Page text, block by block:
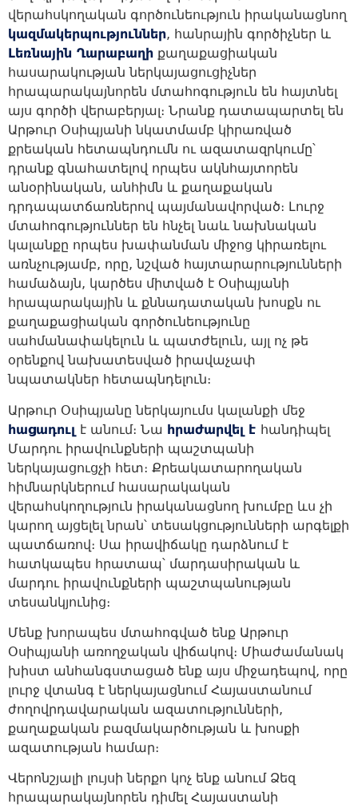
վերահսկողական գործունեություն իրականացնող
կազմակերպություններ, հանրային գործիչներ և
Լեռնային Ղարաբաղի քաղաքացիական
հասարակության ներկայացուցիչներ
հրապարակայնորեն մտահոգություն են հայտնել
այս գործի վերաբերյալ։ Նրանք դատապարտել են
Արթուր Օսիպյանի նկատմամբ կիրառված
քրեական հետապնդումն ու ազատազրկումը՝
դրանք գնահատելով որպես ակնհայտորեն
անօրինական, անհիմն և քաղաքական
դրդապատճառներով պայմանավորված։ Լուրջ
մտահոգություններ են հնչել նաև նախնական
կալանքը որպես խափանման միջոց կիրառելու
առնչությամբ, որը, նշված հայտարարությունների
համաձայն, կարծես միտված է Օսիպյանի
հրապարակային և քննադատական խոսքն ու
քաղաքացիական գործունեությունը
սահմանափակելուն և պատժելուն, այլ ոչ թե
օրենքով նախատեսված իրավաչափ
նպատակներ հետապնդելուն։
Արթուր Օսիպյանը ներկայումս կալանքի մեջ
հացադուլ է անում։ Նա հրաժարվել է հանդիպել
Մարդու իրավունքների պաշտպանի
ներկայացուցչի հետ։ Քրեակատարողական
հիմնարկներում հասարակական
վերահսկողություն իրականացնող խումբը ևս չի
կարող այցելել նրան՝ տեսակցությունների արգելքի
պատճառով։ Սա իրավիճակը դարձնում է
հատկապես հրատապ՝ մարդասիրական և
մարդու իրավունքների պաշտպանության
տեսանկյունից։
Մենք խորապես մտահոգված ենք Արթուր
Օսիպյանի առողջական վիճակով։ Միաժամանակ
խիստ անհանգստացած ենք այս միջադեպով, որը
լուրջ վտանգ է ներկայացնում Հայաստանում
ժողովրդավարական ազատությունների,
քաղաքական բազմակարծության և խոսքի
ազատության համար։
Վերոնշյալի լույսի ներքո կոչ ենք անում Ձեզ
հրապարակայնորեն դիմել Հայաստանի